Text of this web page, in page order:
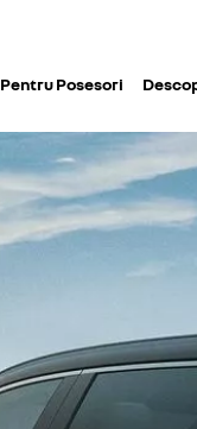
Pentru Posesori